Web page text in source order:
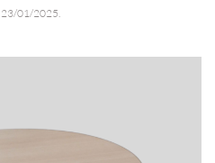
23/01/2025.